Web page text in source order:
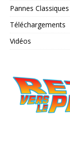
Pannes Classiques
Téléchargements
Vidéos